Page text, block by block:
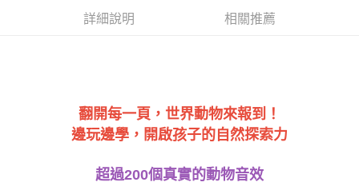
５．嚴禁一人註冊多個帳號或使用他人資訊註冊。若發現惡意使用之情形，
詳細說明 相關推薦
翻開每一頁，世界動物來報到！
邊玩邊學，開啟孩子的自然探索力
超過200個真實的動物音效